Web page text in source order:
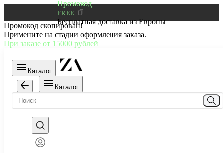
Промокод
FREE
Бесплатная доставка из Европы
Промокод скопирован!
Примените на стадии оформления заказа.
При заказе от 15000 рублей
Каталог
Каталог